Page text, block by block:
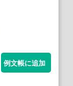
例文帳に追加